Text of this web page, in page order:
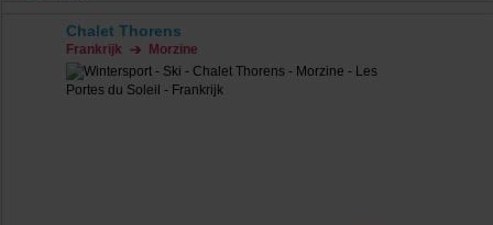
Chalet Thorens
Frankrijk Morzine